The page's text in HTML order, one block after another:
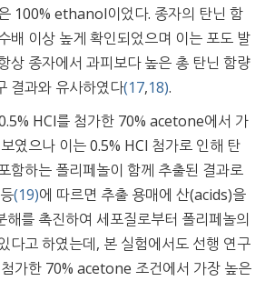
100% ethanol이었다. 종자의 탄닌 함
배 이상 높게 확인되었으며 이는 포도 발
상 종자에서 과피보다 높은 총 탄닌 함량
결과와 유사하였다(17,18).
HCl를 첨가한 70% acetone에서 가
였으나 이는 0.5% HCl 첨가로 인해 탄
함하는 폴리페놀이 함께 추출된 결과로
(19)에 따르면 추출 용매에 산(acids)을
해를 촉진하여 세포질로부터 폴리페놀의
다고 하였는데, 본 실험에서도 선행 연구
가한 70% acetone 조건에서 가장 높은